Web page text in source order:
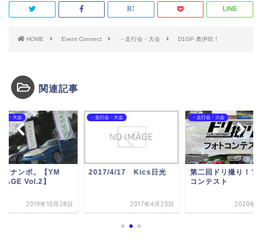
HOME Event Connect －走行会・大会 D1GP 奥伊吹！
関連記事
会・大会
てナンボ。【YM
Vol.2】
2019年10月28日
－走行会・大会
2017/4/17 Kics日光
2017年4月23日
－走行会・大会
第二回ドリ撮り！フ
コンテスト
2020年4